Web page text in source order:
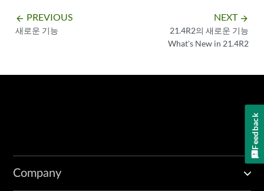
arrow_backward PREVIOUS
새로운 기능
NEXT arrow_forward
21.4R2의 새로운 기능
What's New in 21.4R2
Company
Feedback